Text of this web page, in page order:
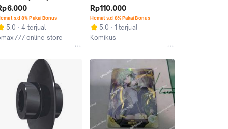
s.d 8% Pakai Bonus
5.0
4 terjual
online store
Hiroyuki Asada
Rp110.000
Hemat s.d 8% Pakai Bonus
5.0
1 terjual
Komikus